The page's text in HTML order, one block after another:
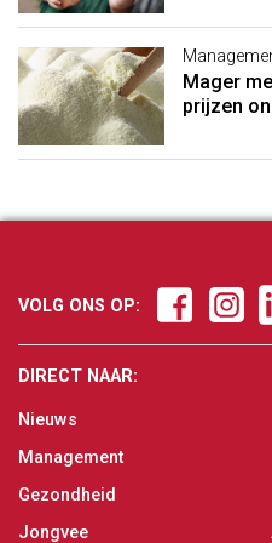
Mager
prijzen
VOLG ONS OP:
DIRECT NAAR:
Nieuws
Management
Gezondheid
Jongvee